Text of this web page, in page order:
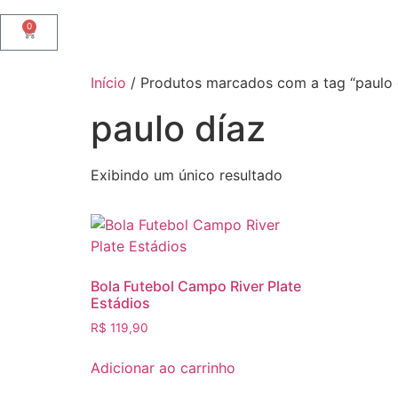
0
Início / Produtos marcados com a tag “paulo
paulo díaz
Exibindo um único resultado
Bola Futebol Campo River Plate
Estádios
R$ 119,90
Adicionar ao carrinho